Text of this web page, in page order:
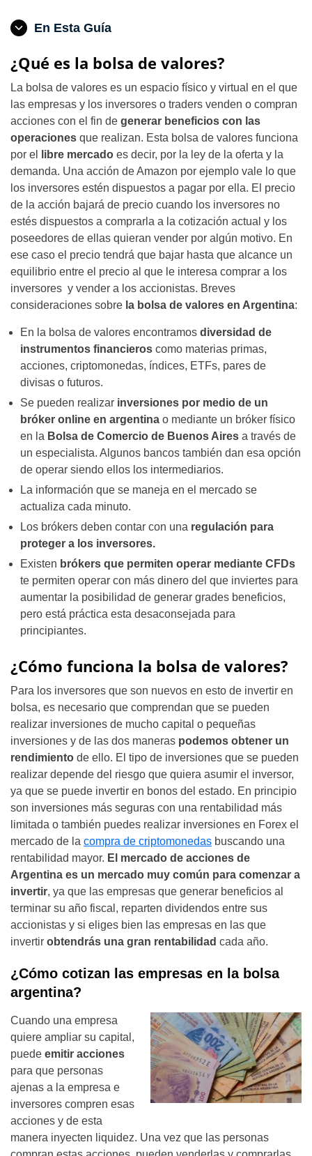
En Esta Guía
¿Qué es la bolsa de valores?
La bolsa de valores es un espacio físico y virtual en el que
las empresas y los inversores o traders venden o compran
acciones con el fin de generar beneficios con las
operaciones que realizan. Esta bolsa de valores funciona
por el
libre mercado es decir, por la ley de la oferta y la
demanda. Una acción de Amazon por ejemplo vale lo que
los inversores estén dispuestos a pagar por ella. El precio
de la acción bajará de precio cuando los inversores no
estés dispuestos a comprarla a la cotización actual y los
poseedores de ellas quieran vender por algún motivo. En
ese caso el precio tendrá que bajar hasta que alcance un
equilibrio entre el precio al que le interesa comprar a los
inversores y vender a los accionistas. Breves
consideraciones sobre la bolsa de valores en Argentina:
En la bolsa de valores encontramos diversidad de
instrumentos financieros como materias primas,
acciones, criptomonedas, índices, ETFs, pares de
divisas o futuros.
Se pueden realizar inversiones por medio de un
bróker online en argentina o mediante un bróker físico
en la Bolsa de Comercio de Buenos Aires a través de
un especialista. Algunos bancos también dan esa opción
de operar siendo ellos los intermediarios.
La información que se maneja en el mercado se
actualiza cada minuto.
Los brókers deben contar con una regulación para
proteger a los inversores.
Existen brókers que permiten operar mediante CFDs
te permiten operar con más dinero del que inviertes para
aumentar la posibilidad de generar grades beneficios,
pero está práctica esta desaconsejada para
principiantes.
¿Cómo funciona la bolsa de valores?
Para los inversores que son nuevos en esto de invertir en
bolsa, es necesario que comprendan que se pueden
realizar inversiones de mucho capital o pequeñas
inversiones y de las dos maneras podemos obtener un
rendimiento de ello. El tipo de inversiones que se pueden
realizar depende del riesgo que quiera asumir el inversor,
ya que se puede invertir en bonos del estado. En principio
son inversiones más seguras con una rentabilidad más
limitada o también puedes realizar inversiones en Forex el
mercado de la compra de criptomonedas buscando una
rentabilidad mayor. El mercado de acciones de
Argentina es un mercado muy común para comenzar a
invertir, ya que las empresas que generar beneficios al
terminar su año fiscal, reparten dividendos entre sus
accionistas y si eliges bien las empresas en las que
invertir obtendrás una gran rentabilidad cada año.
¿Cómo cotizan las empresas en la bolsa
argentina?
Cuando una empresa
quiere ampliar su capital,
puede emitir acciones
para que personas
ajenas a la empresa e
inversores compren esas
acciones y de esta
manera inyecten liquidez. Una vez que las personas